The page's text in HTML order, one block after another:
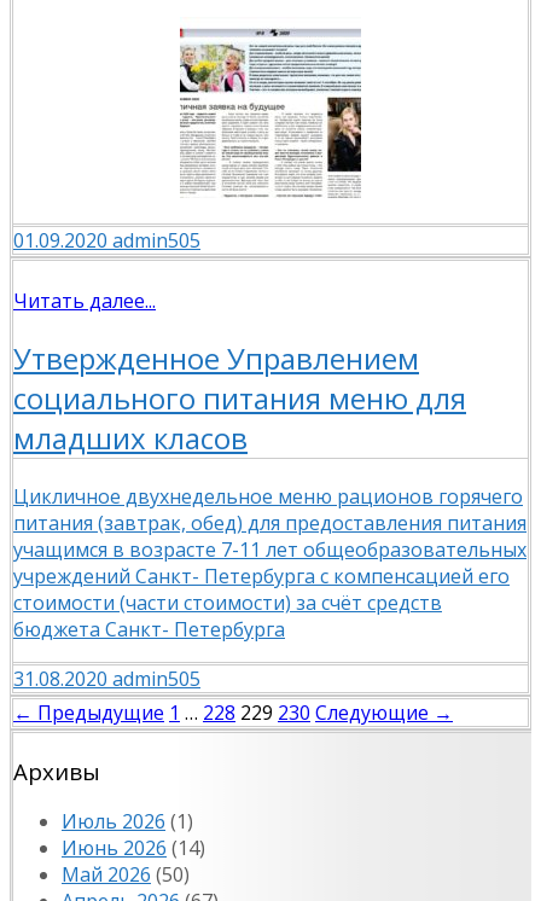
01.09.2020 admin505
Читать далее...
Утвержденное Управлением
социального питания меню для
младших класов
Цикличное двухнедельное меню рационов горячего
питания (завтрак, обед) для предоставления питания
учащимся в возрасте 7-11 лет общеобразовательных
учреждений Санкт- Петербурга с компенсацией его
стоимости (части стоимости) за счёт средств
бюджета Санкт- Петербурга
31.08.2020 admin505
Навигация
по
записям
← Предыдущие 1 … 228 229 230 Следующие →
Архивы
Июль 2026 (1)
Июнь 2026 (14)
Май 2026 (50)